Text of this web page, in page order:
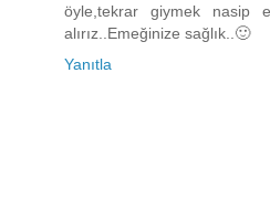
öyle,tekrar giymek nasip
alırız..Emeğinize sağlık..🙂
Yanıtla